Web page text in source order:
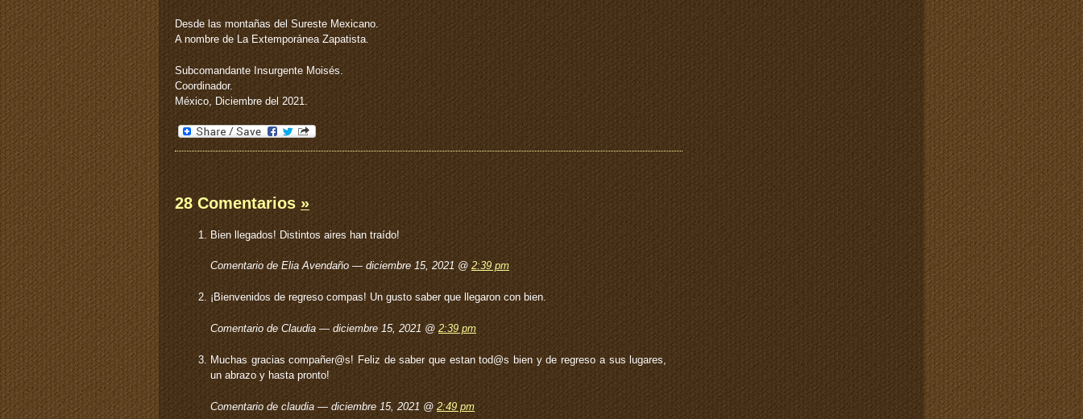
Desde las montañas del Sureste Mexicano.
A nombre de La Extemporánea Zapatista.
Subcomandante Insurgente Moisés.
Coordinador.
México, Diciembre del 2021.
28 Comentarios »
Bien llegados! Distintos aires han traído!
Comentario de Elia Avendaño — diciembre 15, 2021 @2:39 pm
¡Bienvenidos de regreso compas! Un gusto saber que llegaron con bien.
Comentario de Claudia — diciembre 15, 2021 @2:39 pm
Muchas gracias compañer@s! Feliz de saber que estan tod@s bien y de regreso a sus lugares,
un abrazo y hasta pronto!
Comentario de claudia — diciembre 15, 2021 @2:49 pm